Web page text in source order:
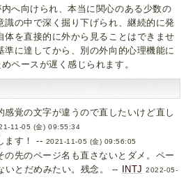
へ向けられ、本当に関心のある少数の
識の中で深く掘り下げられ、継続的に発
体を直接的に外から見ることはできませ
準に達してから、別の外向的心理機能に
ペースが遅く感じられます。
感覚の文字が違うので直したいけど直し
11-05 (金) 09:55:34
ます！ -- 2021-11-05 (金) 09:56:05
の先のページ名も直さないとダメ。ペー
いとだめみたい。残念。 --
INTJ 2022-05-